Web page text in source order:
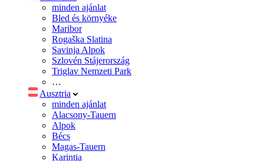
minden ajánlat
Bled és környéke
Maribor
Rogaška Slatina
Savinja Alpok
Szlovén Stájerország
Triglav Nemzeti Park
…
Ausztria
minden ajánlat
Alacsony-Tauern
Alpok
Bécs
Magas-Tauern
Karintia